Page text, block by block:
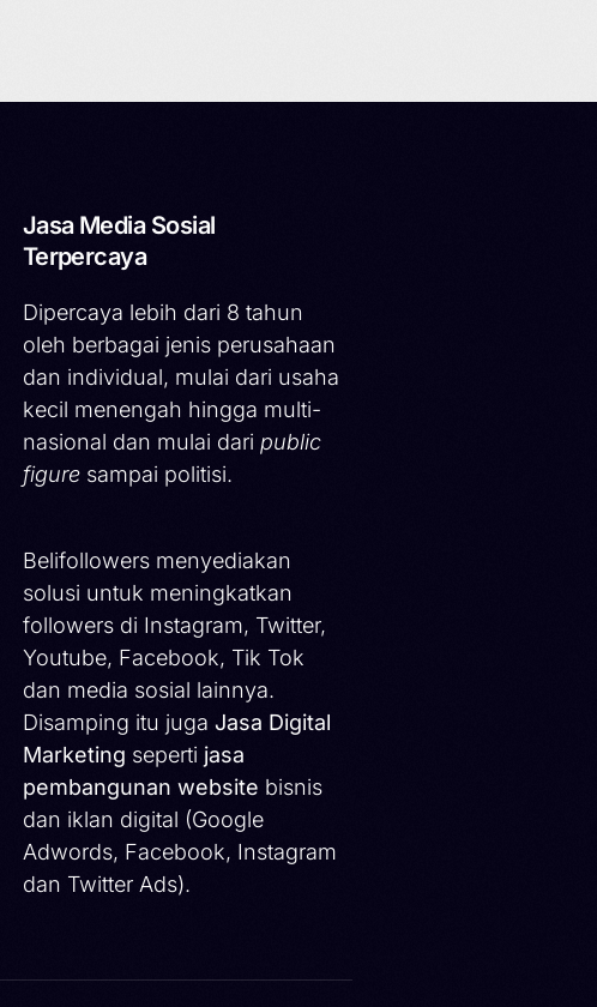
Jasa Media Sosial
Terpercaya
Dipercaya lebih dari 8 tahun
oleh berbagai jenis perusahaan
dan individual, mulai dari usaha
kecil menengah hingga multi-
nasional dan mulai dari public
figuresampai politisi.
Belifollowers menyediakan
solusi untuk meningkatkan
followers di Instagram, Twitter,
Youtube, Facebook, Tik Tok
dan media sosial lainnya.
Disamping itu juga Jasa Digital
Marketing seperti jasa
pembangunan website bisnis
dan iklan digital (Google
Adwords, Facebook, Instagram
dan Twitter Ads).